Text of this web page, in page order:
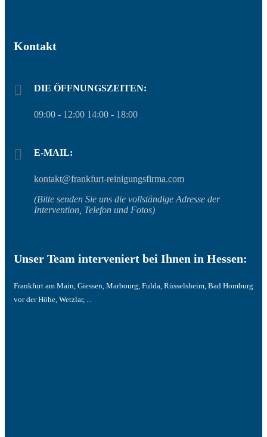
Kontakt
DIE ÖFFNUNGSZEITEN:
09:00 - 12:00 14:00 - 18:00
E-MAIL:
kontakt@frankfurt-reinigungsfirma.com
(Bitte senden Sie uns die vollständige Adresse der
Intervention, Telefon und Fotos)
Unser Team interveniert bei Ihnen in Hessen:
Frankfurt am Main, Giessen, Marbourg, Fulda, Rüsselsheim, Bad Homburg
vor der Höhe, Wetzlar, ...